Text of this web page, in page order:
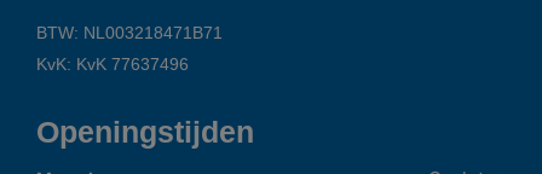
BTW: NL003218471B71
KvK: KvK 77637496
Openingstijden